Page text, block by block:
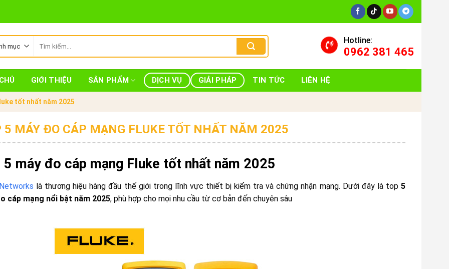
kiếm:
Hotline:
0962 381 465
GIỚI THIỆU SẢN PHẨM DỊCH VỤ GIẢI PHÁP TIN TỨC LIÊN HỆ
tốt nhất năm 2025
5 MÁY ĐO CÁP MẠNG FLUKE TỐT NHẤT NĂM 2025
5 máy đo cáp mạng Fluke tốt nhất năm 2025
là thương hiệu hàng đầu thế giới trong lĩnh vực thiết bị kiểm tra và chứng nhận mạng. Dưới đây là top5
cáp mạng nổi bật năm 2025, phù hợp cho mọi nhu cầu từ cơ bản đến chuyên sâu